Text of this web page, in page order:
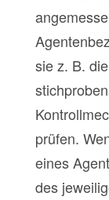
sie z. B.
prüfen.
eines
des